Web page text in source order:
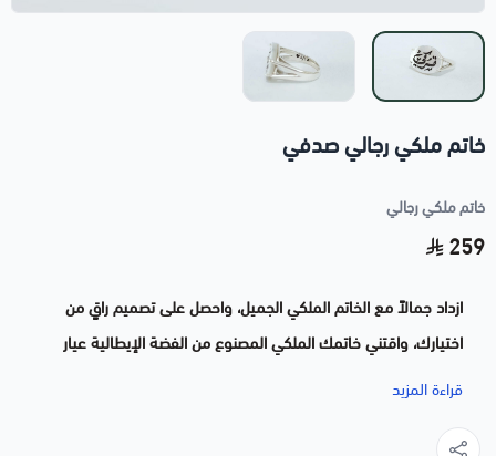
خاتم ملكي رجالي صدفي
خاتم ملكي رجالي
259
ازداد جمالاً مع الخاتم الملكي الجميل، واحصل على تصميم راقٍ من
اختيارك، واقتني خاتمك الملكي المصنوع من الفضة الإيطالية عيار
925، يمكنك الاختيار بين باقة مختلفة من المقاسات التي تناسبقراءة المزيد